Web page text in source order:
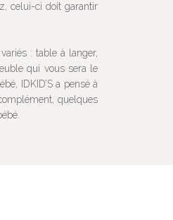
celui-ci doit garantir
: table à langer,
qui vous sera le
IDKID’S a pensé à
quelques